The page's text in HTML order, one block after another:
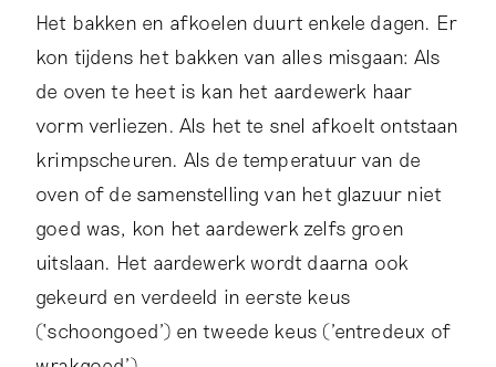
Het bakken en afkoelen duurt enkele dagen. Er
kon tijdens het bakken van alles misgaan: Als
de oven te heet is kan het aardewerk haar
vorm verliezen. Als het te snel afkoelt ontstaan
krimpscheuren. Als de temperatuur van de
oven of de samenstelling van het glazuur niet
goed was, kon het aardewerk zelfs groen
uitslaan. Het aardewerk wordt daarna ook
gekeurd en verdeeld in eerste keus
(‘schoongoed') en tweede keus ('entredeux of